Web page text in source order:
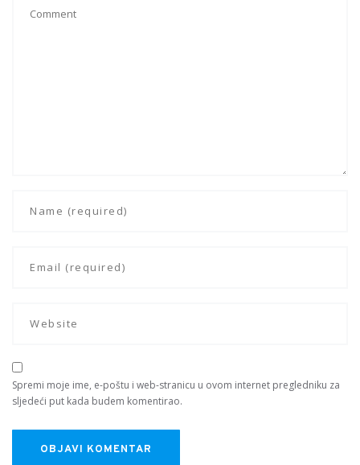
Spremi moje ime, e-poštu i web-stranicu u ovom internet pregledniku za
sljedeći put kada budem komentirao.